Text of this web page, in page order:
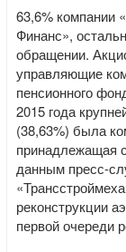
63,6% компании
Финанс»,
обращении.
управляющие
пенсионного
2015 года
(38,63%) была
принадлежащая
данным пресс-
реконструкции
первой очереди